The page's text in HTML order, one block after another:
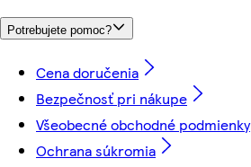
Potrebujete pomoc?
Cena doručenia
Bezpečnosť pri nákupe
Všeobecné obchodné podmienky
Ochrana súkromia